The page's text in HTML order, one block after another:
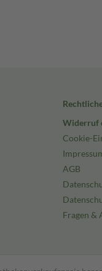
Widerruf
Cookie-
AGB
Fragen &